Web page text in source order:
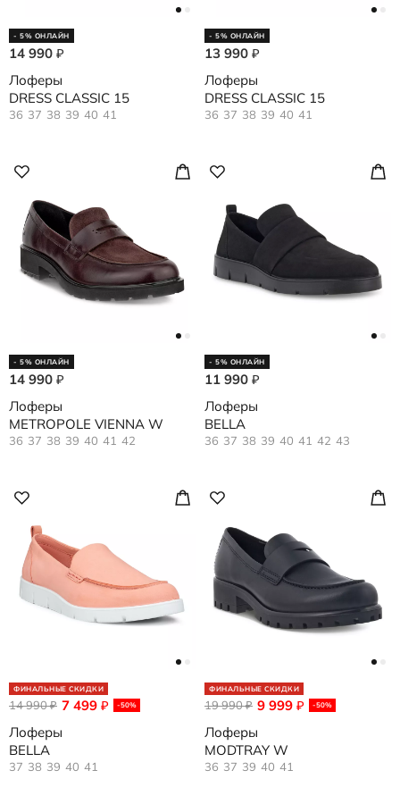
- 5% ОНЛАЙН
14 990 ₽
Лоферы
DRESS CLASSIC 15
36 37 38 39 40 41
- 5% ОНЛАЙН
13 990 ₽
Лоферы
DRESS CLASSIC 15
36 37 38 39 40 41
- 5% ОНЛАЙН
14 990 ₽
Лоферы
METROPOLE VIENNA W
36 37 38 39 40 41 42
- 5% ОНЛАЙН
11 990 ₽
Лоферы
BELLA
36 37 38 39 40 41 42 43
ФИНАЛЬНЫЕ СКИДКИ
7 499 ₽ -50%
14 990₽
Лоферы
BELLA
37 38 39 40 41
ФИНАЛЬНЫЕ СКИДКИ
9 999 ₽ -50%
19 990₽
Лоферы
MODTRAY W
36 37 39 40 41